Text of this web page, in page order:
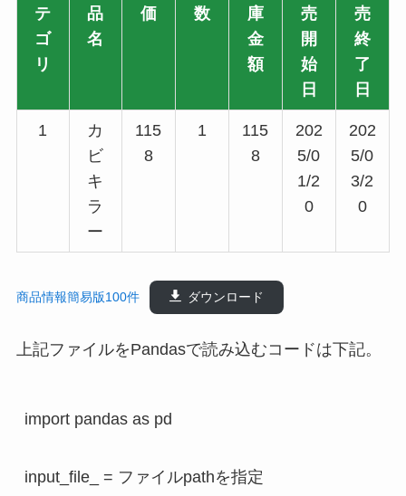
テ
ゴ
リ
品
名
価
数
庫
金
額
売
開
始
日
売
終
了
日
1
カ
ビ
キ
ラ
ー
115
8
1
115
8
202
5/0
1/2
0
202
5/0
3/2
0
商品情報簡易版100件 ダウンロード
上記ファイルをPandasで読み込むコードは下記。
import pandas as pd
input_file_ = ファイルpathを指定